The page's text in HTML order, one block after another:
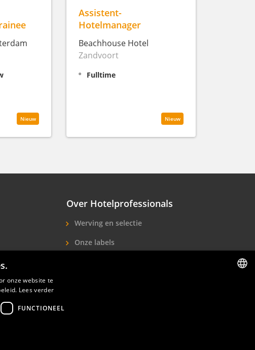
Nieuw
Assistent-
Hotelmanager
Beachhouse Hotel
Zandvoort
Fulltime
Nieuw
Over Hotelprofessionals
Werving en selectie
Onze labels
onze website te
Lees verder
FUNCTIONEEL